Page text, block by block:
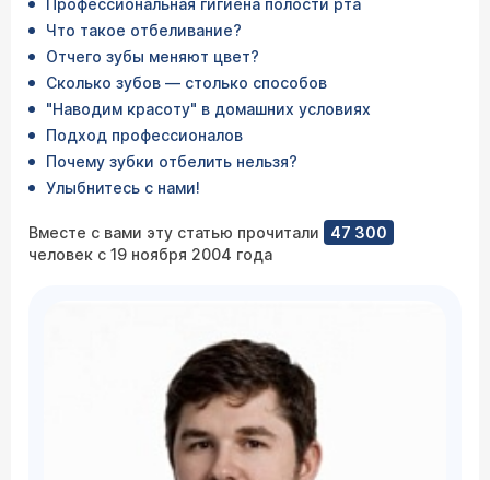
Профессиональная гигиена полости рта
Что такое отбеливание?
Отчего зубы меняют цвет?
Сколько зубов — столько способов
"Наводим красоту" в домашних условиях
Подход профессионалов
Почему зубки отбелить нельзя?
Улыбнитесь с нами!
Вместе с вами эту статью прочитали
47 300
человек с 19 ноября 2004 года